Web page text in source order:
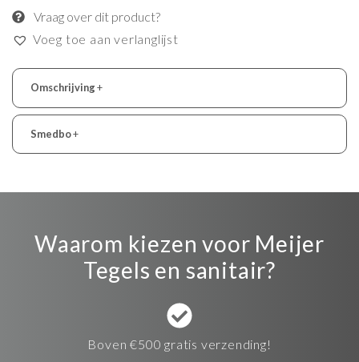
Vraag over dit product?
Voeg toe aan verlanglijst
Omschrijving+
Smedbo+
Waarom kiezen voor Meijer
Tegels en sanitair?
Boven €500 gratis verzending!